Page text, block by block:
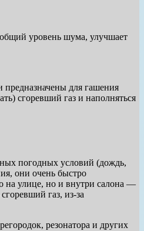
уровень шума, улучшает
предназначены для гашения
сгоревший газ и наполняться
погодных условий (дождь,
они очень быстро
на улице, но и внутри салона —
газ, из-за
резонатора и других